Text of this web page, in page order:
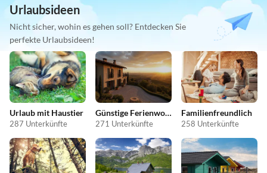
Urlaubsideen
Nicht sicher, wohin es gehen soll? Entdecken Sie
perfekte Urlaubsideen!
Urlaub mit Haustier
287 Unterkünfte
Günstige Ferienwohnungen
271 Unterkünfte
Familienfreundlich
258 Unterkünfte